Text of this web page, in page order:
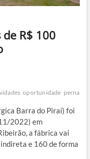
R$ 100
oportunidade
Barra do Piraí) foi
2022) em
a fábrica vai
e 160 de forma